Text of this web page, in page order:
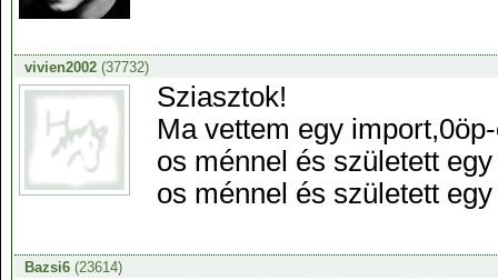
vivien2002(37732)
Sziasztok!
Ma vettem egy
os ménnel és született
os ménnel és született
Bazsi6(23614)